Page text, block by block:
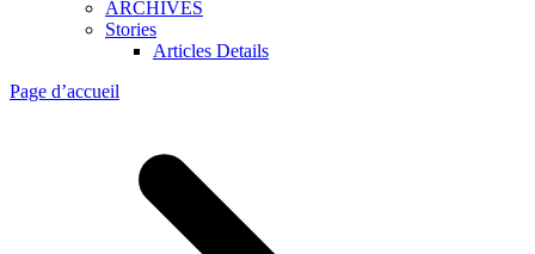
ARCHIVES
Stories
Articles Details
Page d’accueil